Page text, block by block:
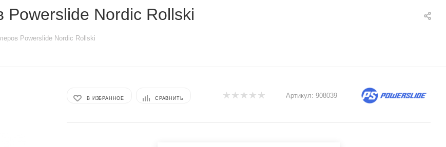
Nordic Rollski
Powerslide Nordic Rollski
В ИЗБРАННОЕ СРАВНИТЬ Артикул: 908039